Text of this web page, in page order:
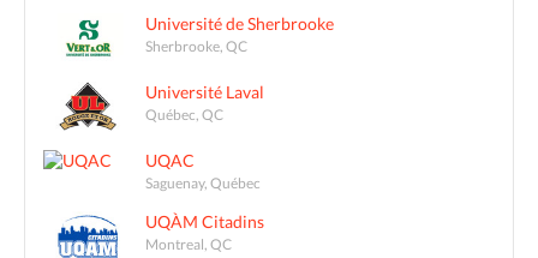
Université de Sherbrooke
Sherbrooke, QC
Université Laval
Québec, QC
UQAC
Saguenay, Québec
UQÀM Citadins
Montreal, QC